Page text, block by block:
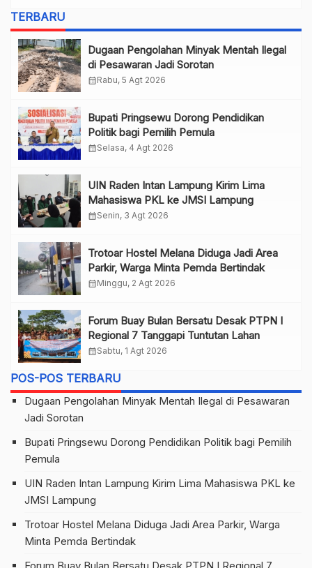
TERBARU
Dugaan Pengolahan Minyak Mentah Ilegal
di Pesawaran Jadi Sorotan
calendar_monthRabu, 5 Agt 2026
Bupati Pringsewu Dorong Pendidikan
Politik bagi Pemilih Pemula
calendar_monthSelasa, 4 Agt 2026
UIN Raden Intan Lampung Kirim Lima
Mahasiswa PKL ke JMSI Lampung
calendar_monthSenin, 3 Agt 2026
Trotoar Hostel Melana Diduga Jadi Area
Parkir, Warga Minta Pemda Bertindak
calendar_monthMinggu, 2 Agt 2026
Forum Buay Bulan Bersatu Desak PTPN I
Regional 7 Tanggapi Tuntutan Lahan
calendar_monthSabtu, 1 Agt 2026
POS-POS TERBARU
Dugaan Pengolahan Minyak Mentah Ilegal di Pesawaran
Jadi Sorotan
Bupati Pringsewu Dorong Pendidikan Politik bagi Pemilih
Pemula
UIN Raden Intan Lampung Kirim Lima Mahasiswa PKL ke
JMSI Lampung
Trotoar Hostel Melana Diduga Jadi Area Parkir, Warga
Minta Pemda Bertindak